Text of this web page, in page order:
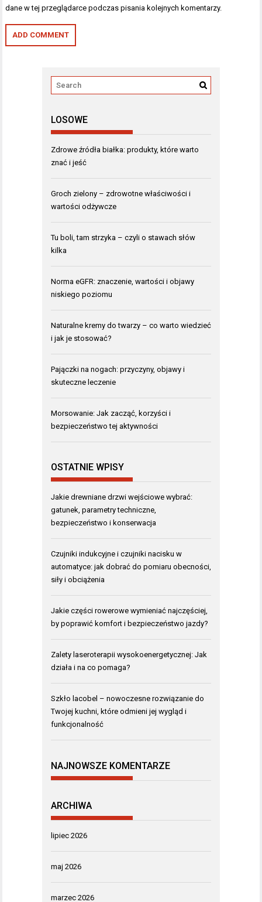
dane w tej przeglądarce podczas pisania kolejnych komentarzy.
LOSOWE
Zdrowe źródła białka: produkty, które warto
znać i jeść
Groch zielony – zdrowotne właściwości i
wartości odżywcze
Tu boli, tam strzyka – czyli o stawach słów
kilka
Norma eGFR: znaczenie, wartości i objawy
niskiego poziomu
Naturalne kremy do twarzy – co warto wiedzieć
i jak je stosować?
Pajączki na nogach: przyczyny, objawy i
skuteczne leczenie
Morsowanie: Jak zacząć, korzyści i
bezpieczeństwo tej aktywności
OSTATNIE WPISY
Jakie drewniane drzwi wejściowe wybrać:
gatunek, parametry techniczne,
bezpieczeństwo i konserwacja
Czujniki indukcyjne i czujniki nacisku w
automatyce: jak dobrać do pomiaru obecności,
siły i obciążenia
Jakie części rowerowe wymieniać najczęściej,
by poprawić komfort i bezpieczeństwo jazdy?
Zalety laseroterapii wysokoenergetycznej: Jak
działa i na co pomaga?
Szkło lacobel – nowoczesne rozwiązanie do
Twojej kuchni, które odmieni jej wygląd i
funkcjonalność
NAJNOWSZE KOMENTARZE
ARCHIWA
lipiec 2026
maj 2026
marzec 2026